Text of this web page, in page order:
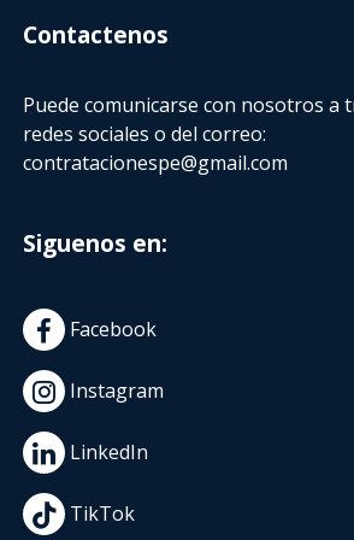
Contactenos
Puede comunicarse con nosotros a
redes sociales o del correo:
contratacionespe@gmail.com
Siguenos en:
Facebook
Instagram
LinkedIn
TikTok